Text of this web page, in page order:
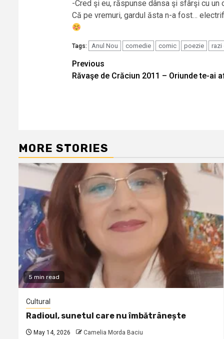
-Cred şi eu, răspunse dânsa şi sfârşi cu un
Că pe vremuri, gardul ăsta n-a fost…
Tags: Anul Nou comedie comic poezie razi
Continue
Reading
Previous
Răvaşe de Crăciun 2011 – Oriunde te-ai
MORE STORIES
5 min read
Cultural
Radioul, sunetul care nu îmbătrânește
May 14, 2026 Camelia Morda Baciu